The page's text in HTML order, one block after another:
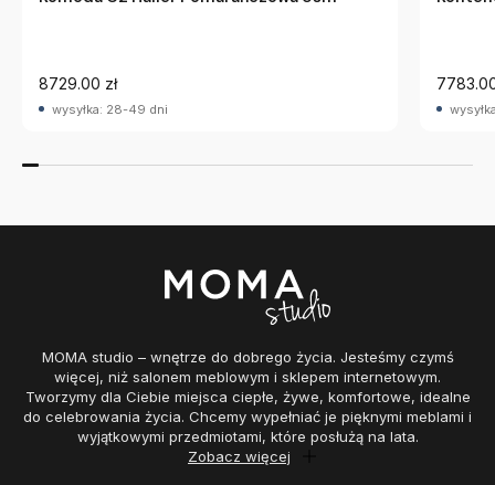
8729.00 zł
wysyłka: 28-49 dni
MOMA studio – wnętrze do dobrego życia. Jesteśmy czymś
więcej, niż salonem meblowym i sklepem internetowym.
Tworzymy dla Ciebie miejsca ciepłe, żywe, komfortowe, idealne
do celebrowania życia. Chcemy wypełniać je pięknymi meblami i
wyjątkowymi przedmiotami, które posłużą na lata.
Zobacz więcej